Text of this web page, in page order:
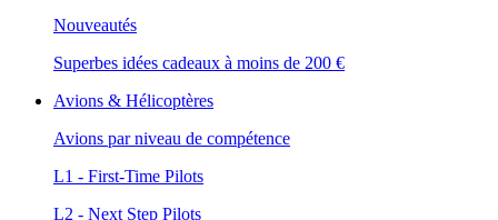
Nouveautés
Superbes idées cadeaux à moins de 200 €
Avions & Hélicoptères
Avions par niveau de compétence
L1 - First-Time Pilots
L2 - Next Step Pilots